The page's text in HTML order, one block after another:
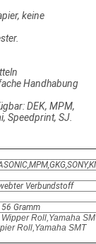
keine
Handhabung
DEK, MPM,
Speedprint, SJ.
Verbundstoff
Gramm
Roll,Yamaha
Roll,Yamaha SMT